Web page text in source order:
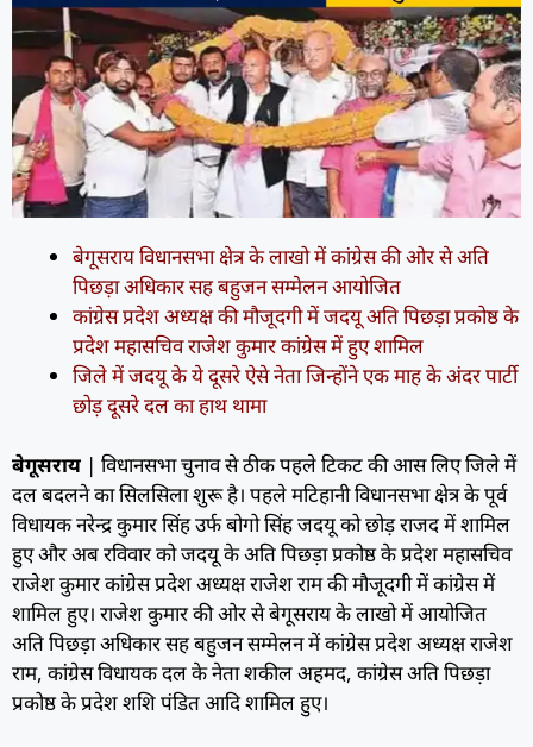
बेगूसराय विधानसभा क्षेत्र के लाखो में कांग्रेस की ओर से अति
पिछड़ा अधिकार सह बहुजन सम्मेलन आयोजित
कांग्रेस प्रदेश अध्यक्ष की मौजूदगी में जदयू अति पिछड़ा प्रकोष्ठ के
प्रदेश महासचिव राजेश कुमार कांग्रेस में हुए शामिल
जिले में जदयू के ये दूसरे ऐसे नेता जिन्होंने एक माह के अंदर पार्टी
छोड़ दूसरे दल का हाथ थामा
बेगूसराय | विधानसभा चुनाव से ठीक पहले टिकट की आस लिए जिले में
दल बदलने का सिलसिला शुरू है। पहले मटिहानी विधानसभा क्षेत्र के पूर्व
विधायक नरेन्द्र कुमार सिंह उर्फ बोगो सिंह जदयू को छोड़ राजद में शामिल
हुए और अब रविवार को जदयू के अति पिछड़ा प्रकोष्ठ के प्रदेश महासचिव
राजेश कुमार कांग्रेस प्रदेश अध्यक्ष राजेश राम की मौजूदगी में कांग्रेस में
शामिल हुए। राजेश कुमार की ओर से बेगूसराय के लाखो में आयोजित
अति पिछड़ा अधिकार सह बहुजन सम्मेलन में कांग्रेस प्रदेश अध्यक्ष राजेश
राम, कांग्रेस विधायक दल के नेता शकील अहमद, कांग्रेस अति पिछड़ा
प्रकोष्ठ के प्रदेश शशि पंडित आदि शामिल हुए।